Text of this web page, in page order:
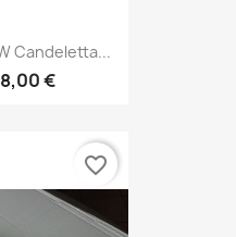
Candeletta...
€
favorite_border